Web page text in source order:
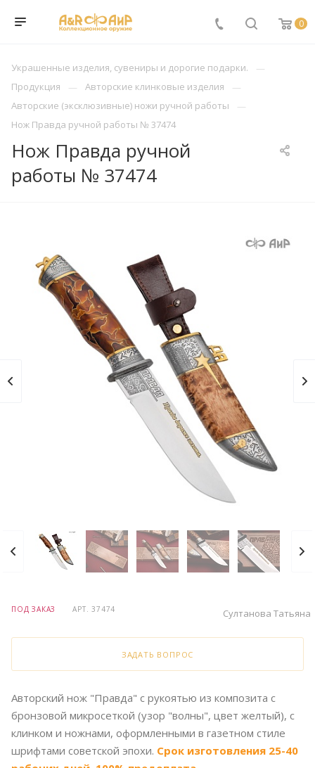
0
Украшенные изделия, сувениры и дорогие подарки.
Продукция
Авторские клинковые изделия
Авторские (эксклюзивные) ножи ручной работы
Нож Правда ручной работы № 37474
Нож Правда ручной
работы № 37474
ПОД ЗАКАЗ АРТ.37474 Султанова Татьяна
ЗАДАТЬ ВОПРОС
Авторский нож "Правда" с рукоятью из композита с
бронзовой микросеткой (узор "волны", цвет желтый), с
клинком и ножнами, оформленными в газетном стиле
шрифтами советской эпохи. Срок изготовления 25-40